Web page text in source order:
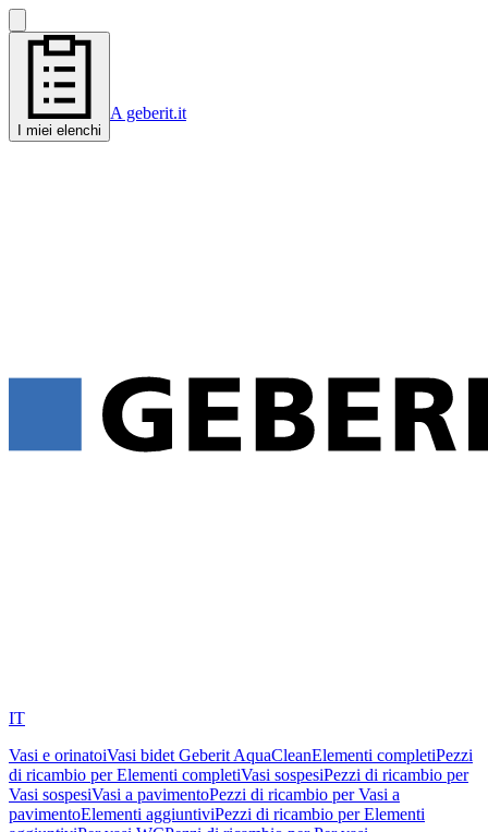
I miei elenchi
A geberit.it
IT
Vasi e orinatoiVasi bidet Geberit AquaCleanElementi completiPezzi
di ricambio per Elementi completiVasi sospesiPezzi di ricambio per
Vasi sospesiVasi a pavimentoPezzi di ricambio per Vasi a
pavimentoElementi aggiuntiviPezzi di ricambio per Elementi